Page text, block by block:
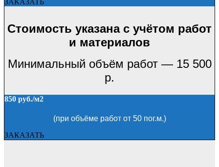
ЗАКАЗАТЬ
Стоимость указана с учётом работ
и материалов
Минимальный объём работ — 15 500
р.
850 руб./м2
(при объёме работ от 50 пог.м.)
ЗАКАЗАТЬ